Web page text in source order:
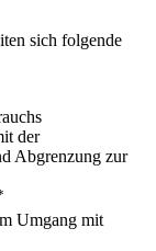
sich folgende
der
Abgrenzung zur
Umgang mit